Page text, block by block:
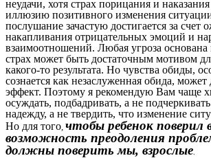
неудачи, хотя страх порицания и наказания
иллюзию позитивного изменения
послушание зачастую достигается за счет
накапливания отрицательных эмоций и
взаимоотношений. Любая угроза
страх может быть достаточным мотивом
какого-то результата. Но чувства обиды,
сознается как незаслуженная обида,
эффект. Поэтому я рекомендую Вам чаще
осуждать, подбадривать, а не
надежду, а не твердить, что изменение
Но для того чтобы ребенок поверил
возможность преодоления
должны поверить мы, взрослые